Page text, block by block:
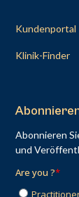
Kundenportal
Klinik-Finder
Abonnieren
und